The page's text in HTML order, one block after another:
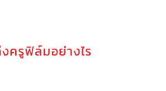
ครูฟิล์มอย่างไร